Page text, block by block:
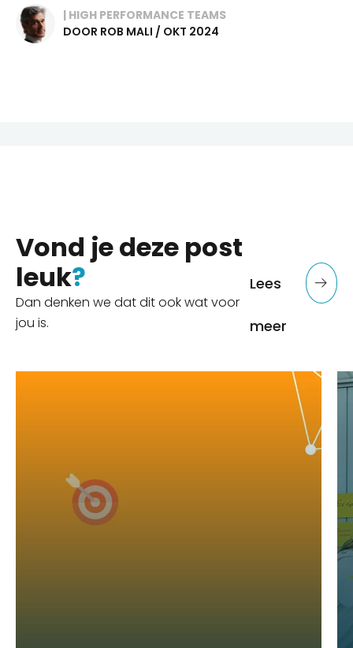
| HIGH PERFORMANCE TEAMS
DOOR ROB MALI / OKT 2024
Vond je deze post
leuk?
Dan denken we dat dit ook wat voor
jou is.
Lees
meer